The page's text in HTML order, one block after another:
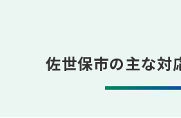
佐世保市の主な対